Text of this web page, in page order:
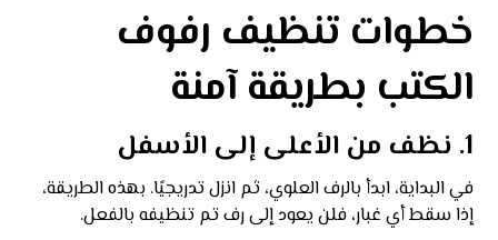
خطوات تنظيف رفوف
الكتب بطريقة آمنة
1. نظف من الأعلى إلى الأسفل
في البداية، ابدأ بالرف العلوي، ثم انزل تدريجيًا. بهذه الطريقة،
إذا سقط أي غبار، فلن يعود إلى رف تم تنظيفه بالفعل.